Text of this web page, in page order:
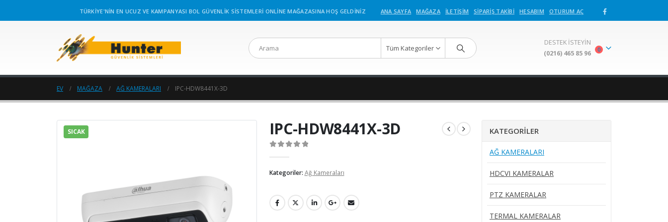
TÜRKİYE'NİN EN UCUZ VE KAMPANYASI BOL GÜVENLİK SİSTEMLERİ ONLİNE MAĞAZASINA HOŞ GELDİNİZ ANA SAYFA MAĞAZA İLETIŞIM SIPARIŞ TAKIBI HESABIM OTURUM AÇ
Tüm Kategoriler
DESTEK İSTEYİN
(0216) 465 85 96
0
EV MAĞAZA AĞ KAMERALARI IPC-HDW8441X-3D
SICAK IPC-HDW8441X-3D
Kategoriler: Ağ Kameraları
KATEGORİLER
AĞ KAMERALARI
HDCVI KAMERALAR
PTZ KAMERALAR
TERMAL KAMERALAR